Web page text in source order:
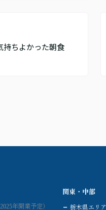
持ちよかった朝食
年開業予定）
関東・中部
栃木県エリア